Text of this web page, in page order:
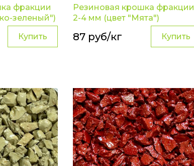
фракции
зеленый")
Купить
Резиновая крошка фракции
2-4 мм (цвет "Мята")
87 руб/кг Купить